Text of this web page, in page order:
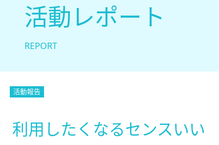
活動レポート
REPORT
活動報告
利用したくなるセンスいい